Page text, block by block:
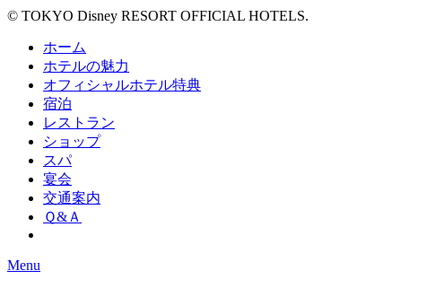
© TOKYO Disney RESORT OFFICIAL HOTELS.
ホーム
ホテルの魅力
オフィシャルホテル特典
宿泊
レストラン
ショップ
スパ
宴会
交通案内
Ｑ&Ａ
Menu